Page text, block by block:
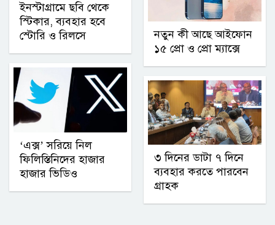
ইনস্টাগ্রামে ছবি থেকে
স্টিকার, ব্যবহার হবে
স্টোরি ও রিলসে
‘এক্স’ সরিয়ে নিল
ফিলিস্তিনিদের হাজার
হাজার ভিডিও
নতুন কী আছে আইফোন
১৫ প্রো ও প্রো ম্যাক্সে
৩ দিনের ডাটা ৭ দিনে
ব্যবহার করতে পারবেন
গ্রাহক